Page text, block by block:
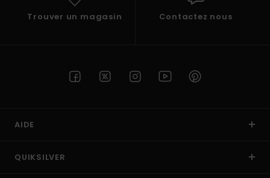
Trouver un magasin Contactez nous
AIDE
QUIKSILVER